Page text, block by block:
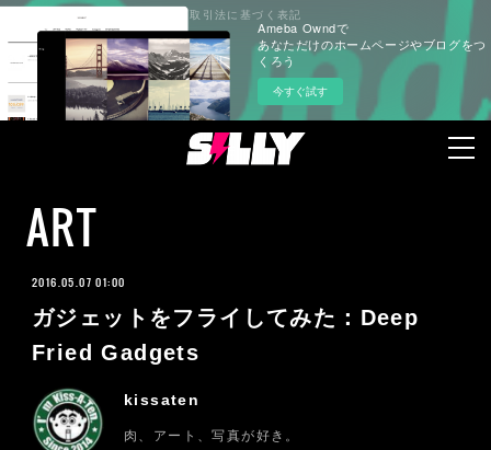
Ameba Owndで
あなただけのホームページやブログをつ
くろう
今すぐ試す
ART
2016.05.07 01:00
ガジェットをフライしてみた：Deep
Fried Gadgets
kissaten
肉、アート、写真が好き。
プライバシーポリシー 特定商取引法に基づく表記